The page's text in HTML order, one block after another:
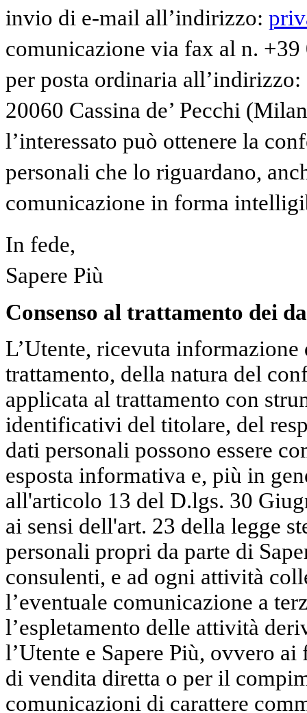
invio di e-mail all’indirizzo:
comunicazione via fax al n.
per posta ordinaria all’indirizzo:
20060 Cassina de’ Pecchi
l’interessato può ottenere la
personali che lo riguardano,
comunicazione in forma
In fede,
Sapere Più
Consenso al trattamento dei
L’Utente, ricevuta
trattamento, della natura del
applicata al trattamento con
identificativi del titolare, del
dati personali possono essere
esposta informativa e, più in
all'articolo 13 del D.lgs. 30
ai sensi dell'art. 23 della legge
personali propri da parte di
consulenti, e ad ogni attività
l’eventuale comunicazione a
l’espletamento delle attività
l’Utente e Sapere Più, ovvero
di vendita diretta o per il
comunicazioni di carattere